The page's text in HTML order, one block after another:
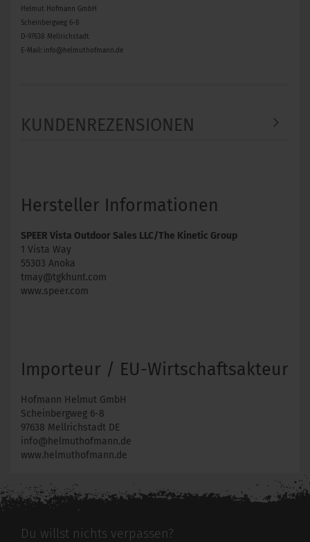
Helmut Hofmann GmbH
Scheinbergweg 6-8
D-97638 Mellrichstadt
E-Mail: info@helmuthofmann.de
KUNDENREZENSIONEN
Hersteller Informationen
SPEER Vista Outdoor Sales LLC/The Kinetic Group
1 Vista Way
55303 Anoka
tmay@tgkhunt.com
www.speer.com
Importeur / EU-Wirtschaftsakteur
Hofmann Helmut GmbH
Scheinbergweg 6-8
97638 Mellrichstadt DE
info@helmuthofmann.de
www.helmuthofmann.de
Du willst nichts verpassen?